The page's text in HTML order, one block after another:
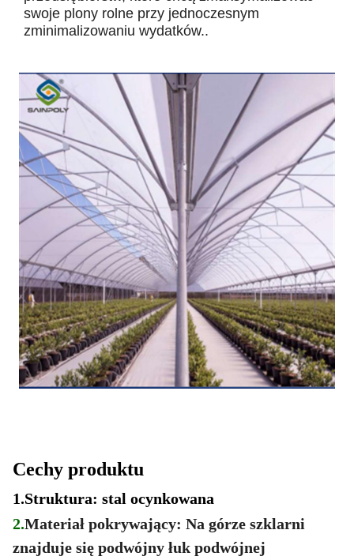
swoje plony rolne przy jednoczesnym
zminimalizowaniu wydatków..
Cechy produktu
1.Struktura: stal ocynkowana
2.Materiał pokrywający: Na górze szklarni
znajduje się podwójny łuk podwójnej